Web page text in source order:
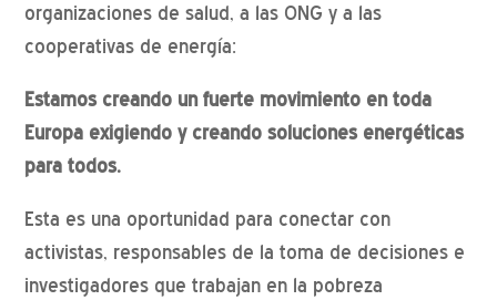
organizaciones de salud, a las ONG y a las
cooperativas de energía:
Estamos creando un fuerte movimiento en toda
Europa exigiendo y creando soluciones energéticas
para todos.
Esta es una oportunidad para conectar con
activistas, responsables de la toma de decisiones e
investigadores que trabajan en la pobreza